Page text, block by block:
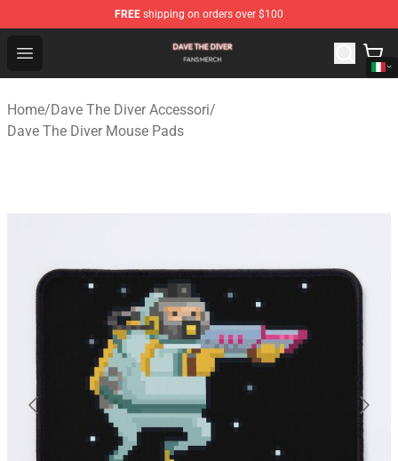
FREE shipping on orders over $100
Open menu
Dave The Diver Shop - Official Dave The Diver
Home/Dave The Diver Accessori/
Dave The Diver Mouse Pads